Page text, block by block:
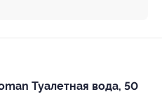
Туалетная вода, 50